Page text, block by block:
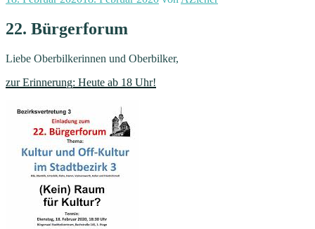
22. Bürgerforum
Liebe Oberbilkerinnen und Oberbilker,
zur Erinnerung: Heute ab 18 Uhr!